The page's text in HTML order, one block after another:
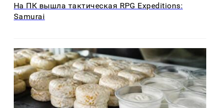
На ПК вышла тактическая RPG Expeditions:
Samurai